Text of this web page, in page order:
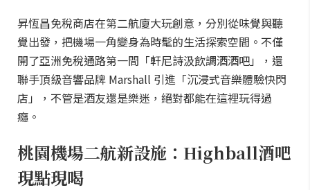
昇恆昌免稅商店在第二航廈大玩創意，分別從味覺與聽
覺出發，把機場一角變身為時髦的生活探索空間。不僅
開了亞洲免稅通路第一間「軒尼詩汲飲調酒酒吧」，還
聯手頂級音響品牌 Marshall 引進「沉浸式音樂體驗快閃
店」，不管是酒友還是樂迷，絕對都能在這裡玩得過
癮。
桃園機場二航新設施：Highball酒吧
現點現喝